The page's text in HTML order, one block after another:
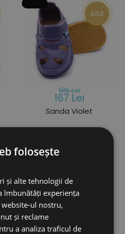
SALE
185 Lei
167 Lei
Sanda Violet
folosește
și alte tehnologii de
îmbunătăți experiența
ul nostru,
și reclame
a analiza traficul de